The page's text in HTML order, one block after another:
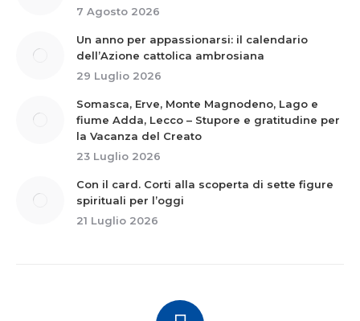
7 Agosto 2026
Un anno per appassionarsi: il calendario
dell’Azione cattolica ambrosiana
29 Luglio 2026
Somasca, Erve, Monte Magnodeno, Lago e
fiume Adda, Lecco – Stupore e gratitudine per
la Vacanza del Creato
23 Luglio 2026
Con il card. Corti alla scoperta di sette figure
spirituali per l’oggi
21 Luglio 2026